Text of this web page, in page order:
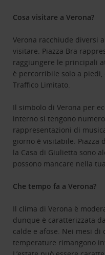
Cosa visitare a Verona?
Verona racchiude diversi
visitare. Piazza Bra
raggiungere le principali
è percorribile solo a
Traffico Limitato.
Il simbolo di Verona per
interno si tengono
rappresentazioni di
giorno è visitabile. Piazza
la Casa di Giulietta sono
possono mancare nella
Che tempo fa a Verona?
Il clima di Verona è
dunque è caratterizzata
calde e afose. Nei mesi di
temperature rimangono